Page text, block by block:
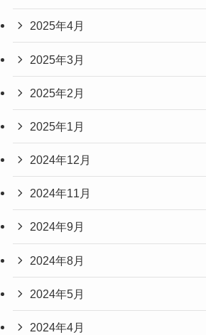
2025年4月
2025年3月
2025年2月
2025年1月
2024年12月
2024年11月
2024年9月
2024年8月
2024年5月
2024年4月